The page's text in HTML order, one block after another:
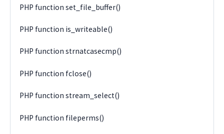
PHP function set_file_buffer()
PHP function is_writeable()
PHP function strnatcasecmp()
PHP function fclose()
PHP function stream_select()
PHP function fileperms()